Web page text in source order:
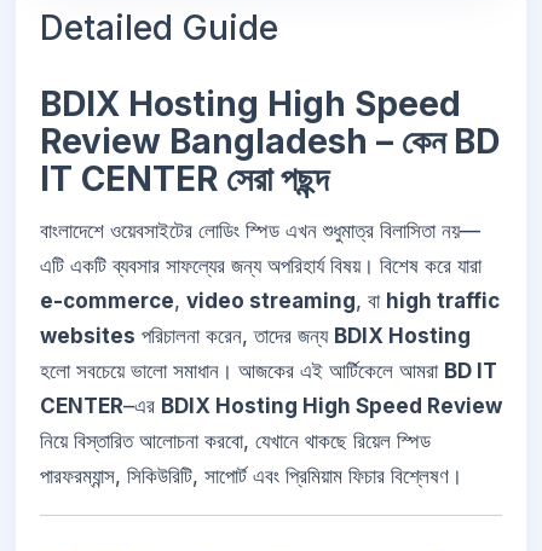
Detailed Guide
BDIX Hosting High Speed
Review Bangladesh – কেন BD
IT CENTER সেরা পছন্দ
বাংলাদেশে ওয়েবসাইটের লোডিং স্পিড এখন শুধুমাত্র বিলাসিতা নয়—
এটি একটি ব্যবসার সাফল্যের জন্য অপরিহার্য বিষয়। বিশেষ করে যারা
e-commerce, video streaming, বা high traffic
websites পরিচালনা করেন, তাদের জন্য BDIX Hosting
হলো সবচেয়ে ভালো সমাধান। আজকের এই আর্টিকেলে আমরা BD IT
CENTER–এর BDIX Hosting High Speed Review
নিয়ে বিস্তারিত আলোচনা করবো, যেখানে থাকছে রিয়েল স্পিড
পারফরম্যান্স, সিকিউরিটি, সাপোর্ট এবং প্রিমিয়াম ফিচার বিশ্লেষণ।